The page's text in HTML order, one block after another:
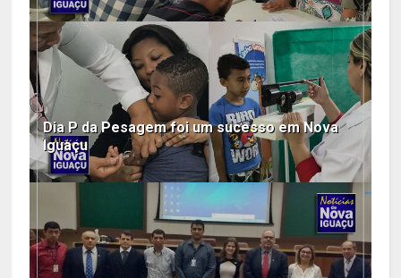
Dia P da Pesagem foi um sucesso em Nova
Iguaçu